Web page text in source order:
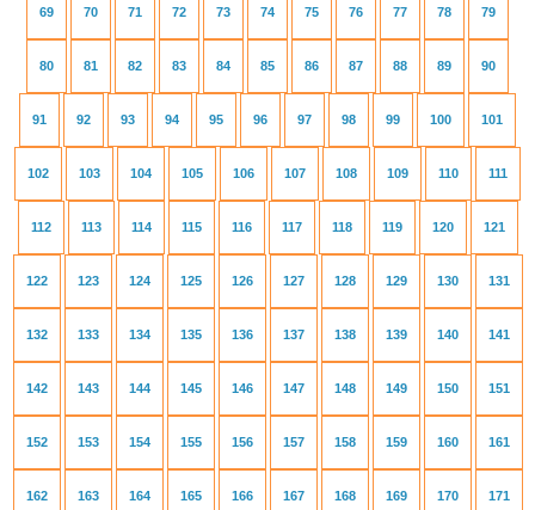
69 70 71 72 73 74 75 76 77 78 79
80 81 82 83 84 85 86 87 88 89 90
91 92 93 94 95 96 97 98 99 100 101
102 103 104 105 106 107 108 109 110 111
112 113 114 115 116 117 118 119 120 121
122 123 124 125 126 127 128 129 130 131
132 133 134 135 136 137 138 139 140 141
142 143 144 145 146 147 148 149 150 151
152 153 154 155 156 157 158 159 160 161
162 163 164 165 166 167 168 169 170 171